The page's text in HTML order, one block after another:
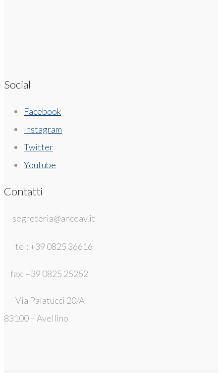
Social
Facebook
Instagram
Twitter
Youtube
Contatti
segreteria@anceav.it
tel: +39 0825 36616
fax: +39 0825 25252
Via Palatucci 20/A
83100 – Avellino